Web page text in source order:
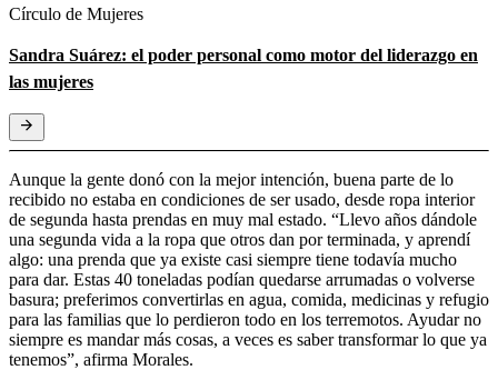
Círculo de Mujeres
Sandra Suárez: el poder personal como motor del liderazgo en
las mujeres
Aunque la gente donó con la mejor intención, buena parte de lo
recibido no estaba en condiciones de ser usado, desde ropa interior
de segunda hasta prendas en muy mal estado. “Llevo años dándole
una segunda vida a la ropa que otros dan por terminada, y aprendí
algo: una prenda que ya existe casi siempre tiene todavía mucho
para dar. Estas 40 toneladas podían quedarse arrumadas o volverse
basura; preferimos convertirlas en agua, comida, medicinas y refugio
para las familias que lo perdieron todo en los terremotos. Ayudar no
siempre es mandar más cosas, a veces es saber transformar lo que ya
tenemos”, afirma Morales.